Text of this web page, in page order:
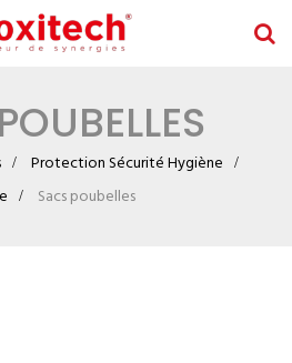
Protection Sécurité Hygiène
Sacs poubelles